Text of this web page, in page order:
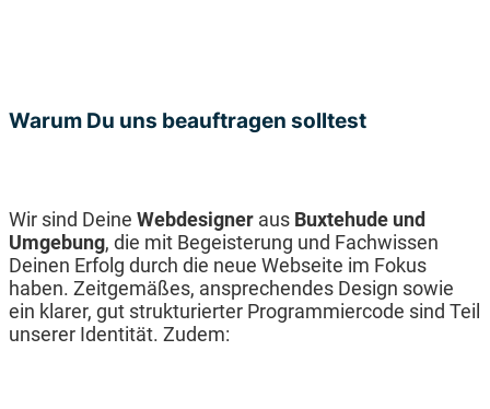
Warum Du uns beauftragen solltest
Wir sind Deine Webdesigner aus Buxtehude und
Umgebung, die mit Begeisterung und Fachwissen
Deinen Erfolg durch die neue Webseite im Fokus
haben. Zeitgemäßes, ansprechendes Design sowie
ein klarer, gut strukturierter Programmiercode sind Teil
unserer Identität. Zudem: